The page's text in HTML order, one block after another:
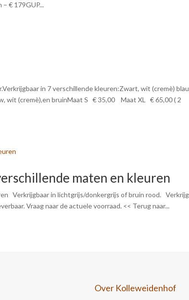
€ 179GUP...
in 7 verschillende kleuren:Zwart, wit (cremè)
wit (cremè),en bruinMaat S € 35,00 Maat XL € 65,00 ( 2
maten en kleuren
Verkrijgbaar in lichtgrijs/donkergrijs of bruin rood.
Vraag naar de actuele voorraad. << Terug naar...
Over Kolleweidenhof